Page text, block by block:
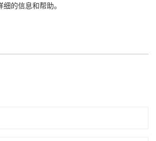
的信息和帮助。